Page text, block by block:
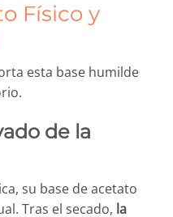
Físico y
esta base humilde
de la
su base de acetato
Tras el secado, la